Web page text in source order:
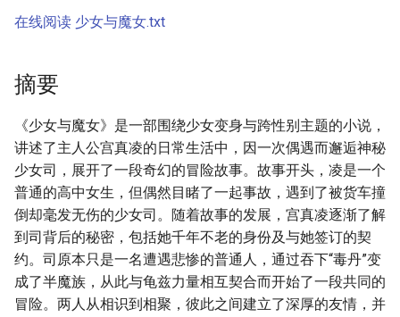
索
在线阅读 少女与魔女.txt
摘要
《少女与魔女》是一部围绕少女变身与跨性别主题的小说，
讲述了主人公宫真凌的日常生活中，因一次偶遇而邂逅神秘
少女司，展开了一段奇幻的冒险故事。故事开头，凌是一个
普通的高中女生，但偶然目睹了一起事故，遇到了被货车撞
倒却毫发无伤的少女司。随着故事的发展，宫真凌逐渐了解
到司背后的秘密，包括她千年不老的身份及与她签订的契
约。司原本只是一名遭遇悲惨的普通人，通过吞下“毒丹”变
成了半魔族，从此与龟兹力量相互契合而开始了一段共同的
冒险。两人从相识到相聚，彼此之间建立了深厚的友情，并